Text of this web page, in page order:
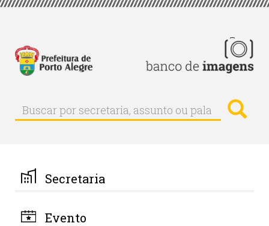
Pular
principal
Buscar
Buscar
por
palavra-
chave
Secretaria
Evento